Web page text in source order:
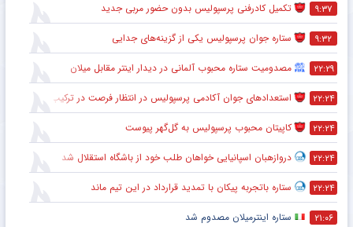
۹:۳۷ تکمیل کادرفنی پرسپولیس بدون حضور مربی جدید
۹:۳۲ ستاره جوان پرسپولیس یکی از گزینه‌های جدایی
۲۲:۲۹ مصدومیت ستاره محبوب آلمانی در دیدار اینتر مقابل میلان
۲۲:۲۴ استعدادهای جوان آکادمی پرسپولیس در انتظار فرصت در ترکیب اصلی
۲۲:۲۴ کاپیتان محبوب پرسپولیس به گل‌گهر پیوست
۲۲:۲۴ دروازهبان اسپانیایی خواهان طلب خود از باشگاه استقلال شد
۲۲:۲۴ ستاره باتجربه پیکان با تمدید قرارداد در این تیم ماند
۲۱:۰۶ ستاره اینترمیلان مصدوم شد